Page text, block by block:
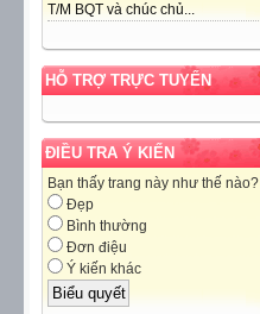
T/M BQT và chúc chủ...
HỖ TRỢ TRỰC TUYẾN
ĐIỀU TRA Ý KIẾN
Bạn thấy trang này như thế nào?
Đẹp
Bình thường
Đơn điệu
Ý kiến khác